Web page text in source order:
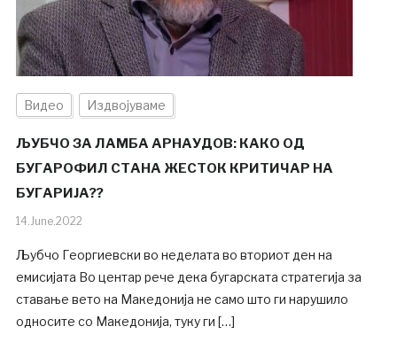
Видео Издвојуваме
ЉУБЧО ЗА ЛАМБА АРНАУДОВ: КАКО ОД
БУГАРОФИЛ СТАНА ЖЕСТОК КРИТИЧАР НА
БУГАРИЈА??
14.June.2022
Љубчо Георгиевски во неделата во вториот ден на
емисијата Во центар рече дека бугарската стратегија за
ставање вето на Македонија не само што ги нарушило
односите со Македонија, туку ги […]